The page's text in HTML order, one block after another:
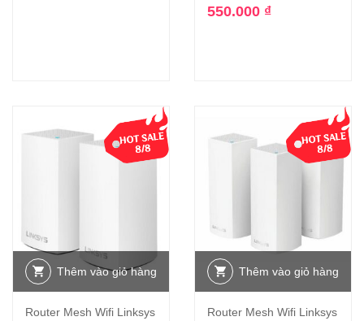
550.000 ₫
Thêm vào giỏ hàng
Router Mesh Wifi Linksys
Thêm vào giỏ hàng
Router Mesh Wifi Linksys